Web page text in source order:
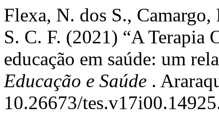
Flexa, N. dos S.,
S. C. F. (2021) “A Terapia
educação em saúde: um
Educação e Saúde .
10.26673/